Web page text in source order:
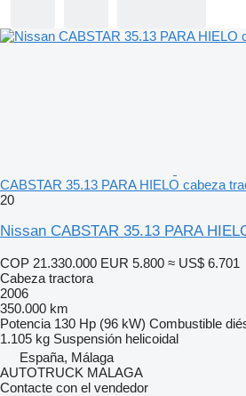
CABSTAR 35.13 PARA HIELO cabeza
20
Nissan CABSTAR 35.13 PARA
COP 21.330.000 EUR 5.800 ≈ US$ 6.701
Cabeza tractora
2006
350.000 km
Potencia 130 Hp (96 kW) Combustible
1.105 kg Suspensión helicoidal
España, Málaga
AUTOTRUCK MALAGA
Contacte con el vendedor